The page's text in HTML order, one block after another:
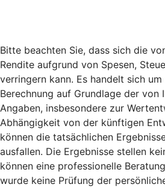
Bitte beachten Sie, dass sich die
Rendite aufgrund von Spesen,
verringern kann. Es handelt sich
Berechnung auf Grundlage der von
Angaben, insbesondere zur
Abhängigkeit von der künftigen
können die tatsächlichen
ausfallen. Die Ergebnisse stellen
können eine professionelle
wurde keine Prüfung der